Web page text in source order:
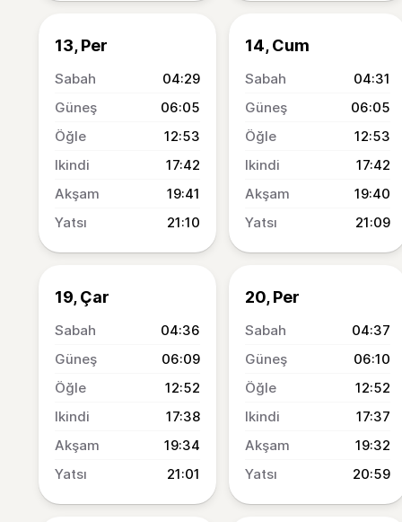
13, Per
04:29
06:05
12:53
17:42
19:41
21:10
14, Cum
04:31
06:05
12:53
17:42
19:40
21:09
19, Çar
04:36
06:09
12:52
17:38
19:34
21:01
20, Per
04:37
06:10
12:52
17:37
19:32
20:59